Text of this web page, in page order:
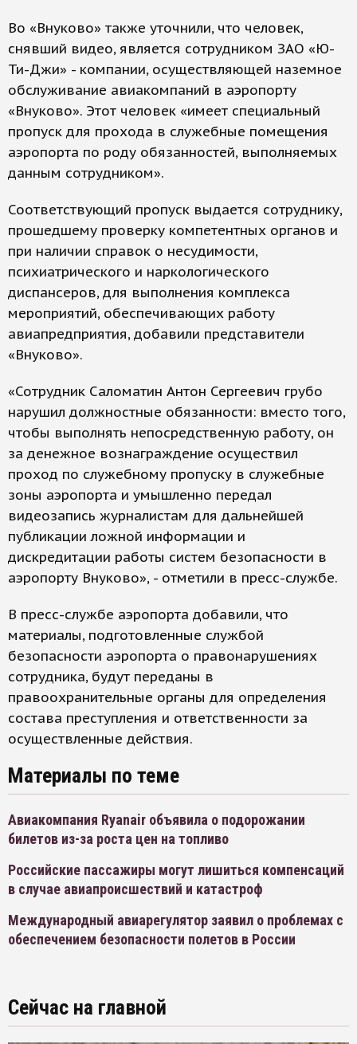
Во «Внуково» также уточнили, что человек,
снявший видео, является сотрудником ЗАО «Ю-
Ти-Джи» - компании, осуществляющей наземное
обслуживание авиакомпаний в аэропорту
«Внуково». Этот человек «имеет специальный
пропуск для прохода в служебные помещения
аэропорта по роду обязанностей, выполняемых
данным сотрудником».
Соответствующий пропуск выдается сотруднику,
прошедшему проверку компетентных органов и
при наличии справок о несудимости,
психиатрического и наркологического
диспансеров, для выполнения комплекса
мероприятий, обеспечивающих работу
авиапредприятия, добавили представители
«Внуково».
«Сотрудник Саломатин Антон Сергеевич грубо
нарушил должностные обязанности: вместо того,
чтобы выполнять непосредственную работу, он
за денежное вознаграждение осуществил
проход по служебному пропуску в служебные
зоны аэропорта и умышленно передал
видеозапись журналистам для дальнейшей
публикации ложной информации и
дискредитации работы систем безопасности в
аэропорту Внуково», - отметили в пресс-службе.
В пресс-службе аэропорта добавили, что
материалы, подготовленные службой
безопасности аэропорта о правонарушениях
сотрудника, будут переданы в
правоохранительные органы для определения
состава преступления и ответственности за
осуществленные действия.
Материалы по теме
Авиакомпания Ryanair объявила о подорожании
билетов из-за роста цен на топливо
Российские пассажиры могут лишиться компенсаций
в случае авиапроисшествий и катастроф
Международный авиарегулятор заявил о проблемах с
обеспечением безопасности полетов в России
Сейчас на главной